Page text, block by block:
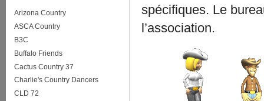
spécifiques. Le
l’association.
Arizona Country
ASCA Country
B3C
Buffalo Friends
Cactus Country 37
Charlie's Country Dancers
CLD 72